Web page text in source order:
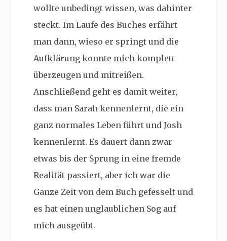
wollte unbedingt wissen, was dahinter
steckt. Im Laufe des Buches erfährt
man dann, wieso er springt und die
Aufklärung konnte mich komplett
überzeugen und mitreißen.
Anschließend geht es damit weiter,
dass man Sarah kennenlernt, die ein
ganz normales Leben führt und Josh
kennenlernt. Es dauert dann zwar
etwas bis der Sprung in eine fremde
Realität passiert, aber ich war die
Ganze Zeit von dem Buch gefesselt und
es hat einen unglaublichen Sog auf
mich ausgeübt.